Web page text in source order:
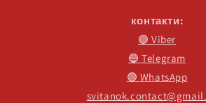
контакти:
🟣 Viber
🔵 Telegram
🟢 WhatsApp